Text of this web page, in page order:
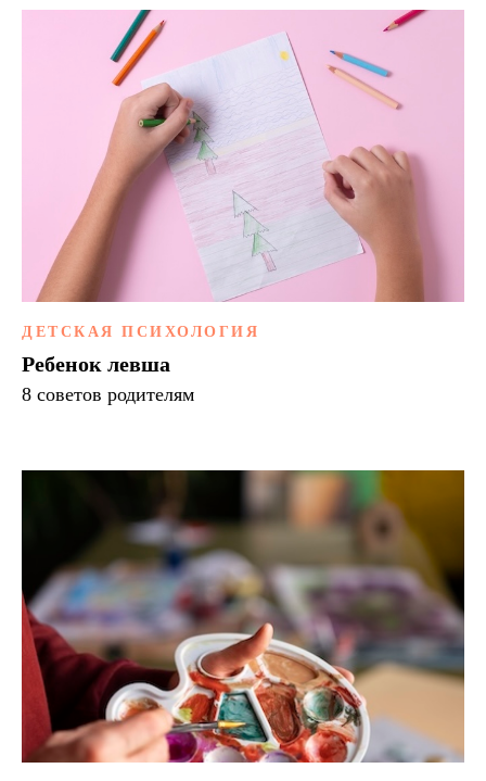
ДЕТСКАЯ ПСИХОЛОГИЯ
Ребенок левша
8 советов родителям